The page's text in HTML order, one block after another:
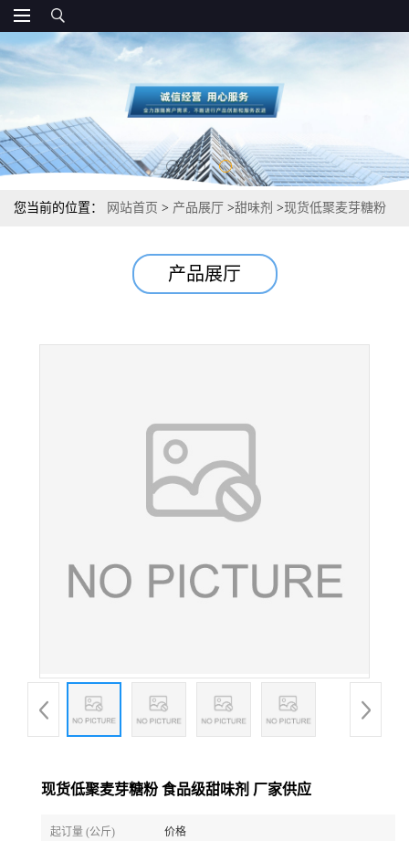
您当前的位置： 网站首页 > 产品展厅 >甜味剂 >现货低聚麦芽糖粉
产品展厅
现货低聚麦芽糖粉 食品级甜味剂 厂家供应
起订量 (公斤) 价格